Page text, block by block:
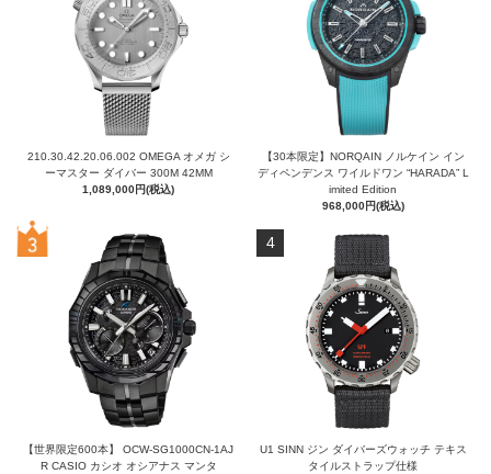
210.30.42.20.06.002 OMEGA オメガ シ
ーマスター ダイバー 300M 42MM
1,089,000円(税込)
【30本限定】NORQAIN ノルケイン イン
ディペンデンス ワイルドワン “HARADA” L
imited Edition
968,000円(税込)
【世界限定600本】 OCW-SG1000CN-1AJ
R CASIO カシオ オシアナス マンタ
4
U1 SINN ジン ダイバーズウォッチ テキス
タイルストラップ仕様